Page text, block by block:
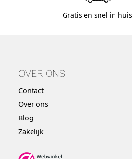
Gratis en snel in huis
OVER ONS
Contact
Over ons
Blog
Zakelijk